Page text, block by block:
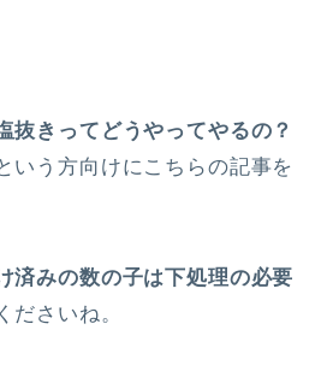
抜きってどうやってやるの？
いう方向けにこちらの記事を
済みの数の子は下処理の必要
ださいね。